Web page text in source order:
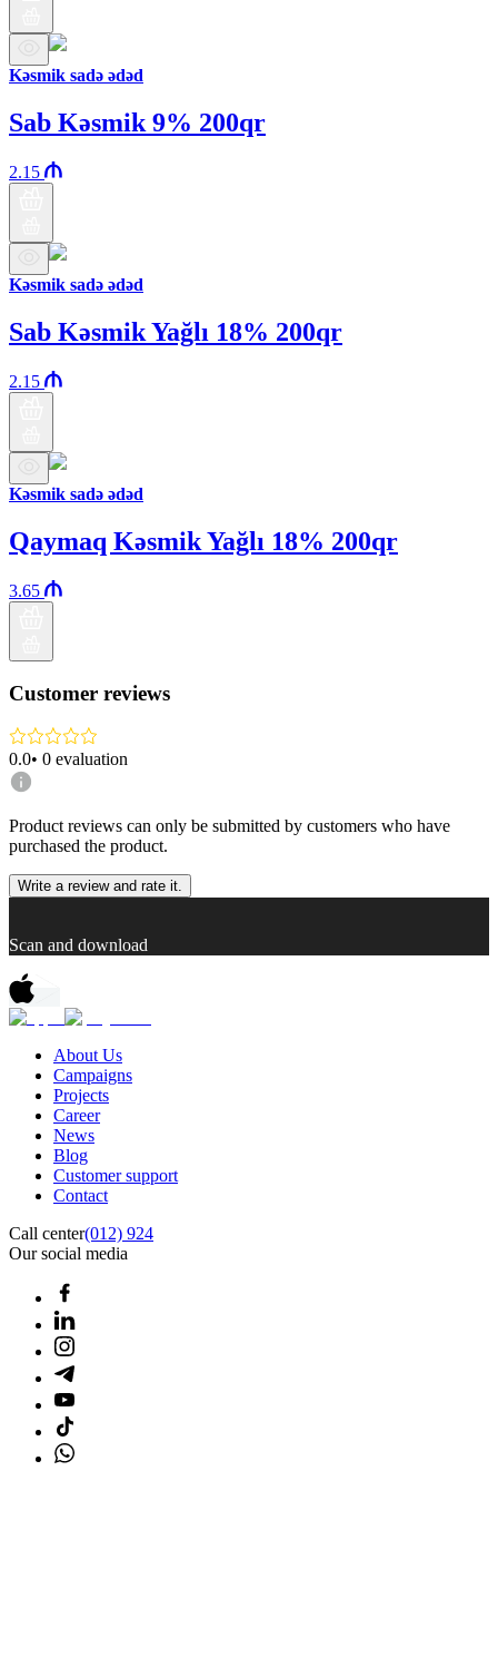
Kəsmik sadə ədəd
Sab Kəsmik 9% 200qr
2.15
Kəsmik sadə ədəd
Sab Kəsmik Yağlı 18% 200qr
2.15
Kəsmik sadə ədəd
Qaymaq Kəsmik Yağlı 18% 200qr
3.65
Customer reviews
0.0• 0 evaluation
Product reviews can only be submitted by customers who have
purchased the product.
Write a review and rate it.
Scan and download
About Us
Campaigns
Projects
Career
News
Blog
Customer support
Contact
Call center(012) 924
Our social media